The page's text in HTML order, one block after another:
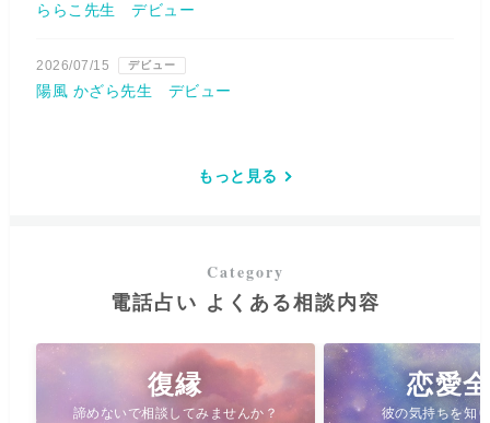
ららこ先生 デビュー
2026/07/15 デビュー
陽風 かざら先生 デビュー
もっと見る
電話占い よくある相談内容
復縁
諦めないで相談してみませんか？
恋愛
彼の気持ちを知